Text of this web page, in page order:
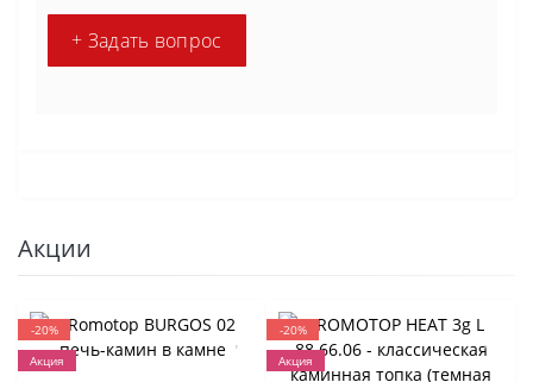
+ Задать вопрос
Акции
-20%
Акция
-20%
Акция